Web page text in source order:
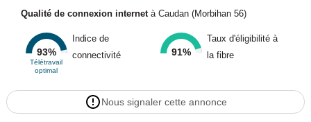
- 2 abris fermés de 16,50 m² et 15 m², actuellement utilisés comme
poulailler et bergerie
- Fibre
Qualité de connexion internetà Caudan (Morbihan 56)
93%
Télétravail
optimal
Indice de
connectivité
91%
Taux d'éligibilité à
la fibre
Nous signaler cette annonce